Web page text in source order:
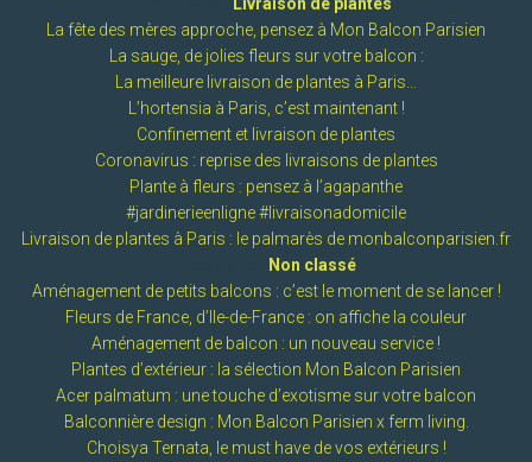
La fête des mères approche, pensez à Mon Balcon Parisien
La sauge, de jolies fleurs sur votre balcon :
La meilleure livraison de plantes à Paris…
L’hortensia à Paris, c’est maintenant !
Confinement et livraison de plantes
Coronavirus : reprise des livraisons de plantes
Plante à fleurs : pensez à l’agapanthe
#jardinerieenligne #livraisonadomicile
Livraison de plantes à Paris : le palmarès de monbalconparisien.fr
Non classé
Aménagement de petits balcons : c’est le moment de se lancer !
Fleurs de France, d’Ile-de-France : on affiche la couleur
Aménagement de balcon : un nouveau service !
Plantes d’extérieur : la sélection Mon Balcon Parisien
Acer palmatum : une touche d’exotisme sur votre balcon
Balconnière design : Mon Balcon Parisien x ferm living.
Choisya Ternata, le must have de vos extérieurs !